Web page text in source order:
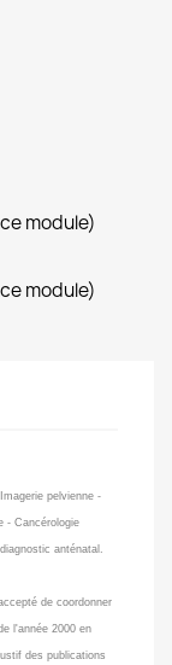
module)
module)
pelvienne -
- Cancérologie
anténatal.
de coordonner
l'année 2000 en
des publications